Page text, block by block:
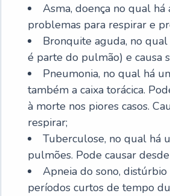
Asma, doença no qual há
problemas para respirar e
Bronquite aguda, no
é parte do pulmão) e causa
Pneumonia, no qual há
também a caixa torácica.
à morte nos piores casos.
respirar;
Tuberculose, no qual há
pulmões. Pode causar
Apneia do sono,
períodos curtos de tempo